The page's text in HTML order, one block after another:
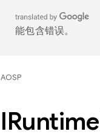
能包含错误。
AOSP
IRuntime